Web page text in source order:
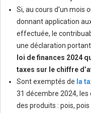
Si, au cours d'un mois
donnant application
effectuée, le
une déclaration
loi de finances 2024
taxes sur le chiffre
Sont exemptés de la
31 décembre 2024,
des produits : pois,